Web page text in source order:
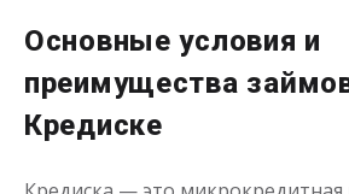
Основные условия и
преимущества
Кредиске